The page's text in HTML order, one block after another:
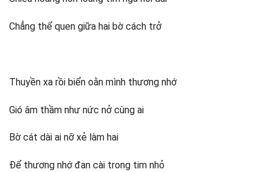
Chẳng thể quen giữa hai bờ cách trở
Thuyền xa rồi biển oằn mình thương nhớ
Gió âm thầm như nức nở cùng ai
Bờ cát dài ai nỡ xẻ làm hai
Để thương nhớ đan cài trong tim nhỏ